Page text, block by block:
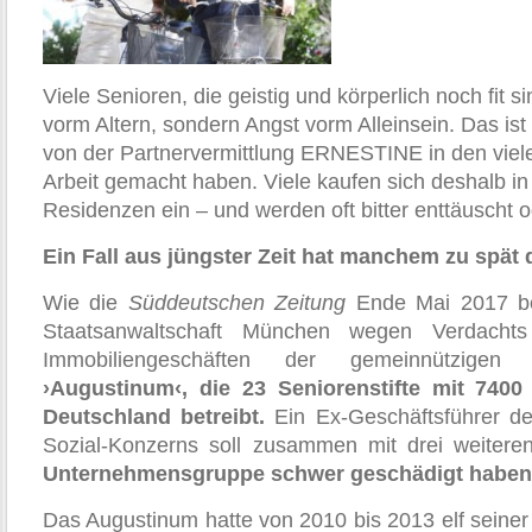
Viele Senioren, die geistig und körperlich noch fit
vorm Altern, sondern Angst vorm Alleinsein. Das
von der Partnervermittlung ERNESTINE in den
Arbeit gemacht haben. Viele kaufen sich deshalb
Residenzen ein – und werden oft bitter enttäuscht
Ein Fall aus jüngster Zeit hat manchem zu spät
Wie die Süddeutschen Zeitung Ende Mai 2017
Staatsanwaltschaft München wegen
Immobiliengeschäften der gemeinnützigen
›Augustinum‹, die 23 Seniorenstifte mit
Deutschland betreibt. Ein Ex-Geschäftsführer
Sozial-Konzerns soll zusammen mit drei
Unternehmensgruppe schwer geschädigt
Das Augustinum hatte von 2010 bis 2013 elf